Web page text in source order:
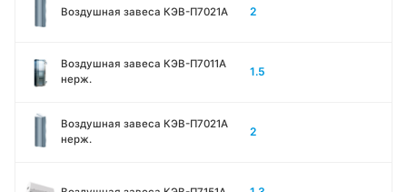
Воздушная завеса КЭВ-П7021A 2
Воздушная завеса КЭВ-П7011A
нерж.
1.5
Воздушная завеса КЭВ-П7021A
нерж.
2